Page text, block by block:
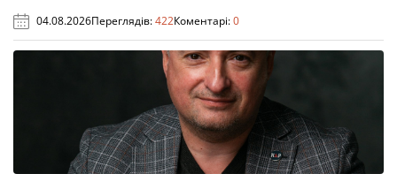
04.08.2026Переглядів:422Коментарі:0